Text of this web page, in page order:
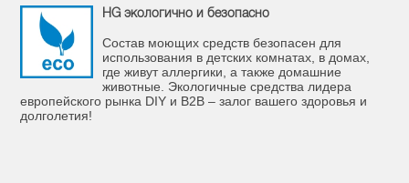
HG экологично и безопасно
Состав моющих средств безопасен для
использования в детских комнатах, в домах,
где живут аллергики, а также домашние
животные. Экологичные средства лидера
европейского рынка DIY и B2B – залог вашего здоровья и
долголетия!